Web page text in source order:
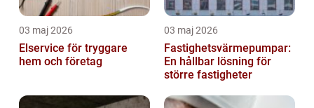
03 maj 2026
Elservice för tryggare
hem och företag
03 maj 2026
Fastighetsvärmepumpar:
En hållbar lösning för
större fastigheter